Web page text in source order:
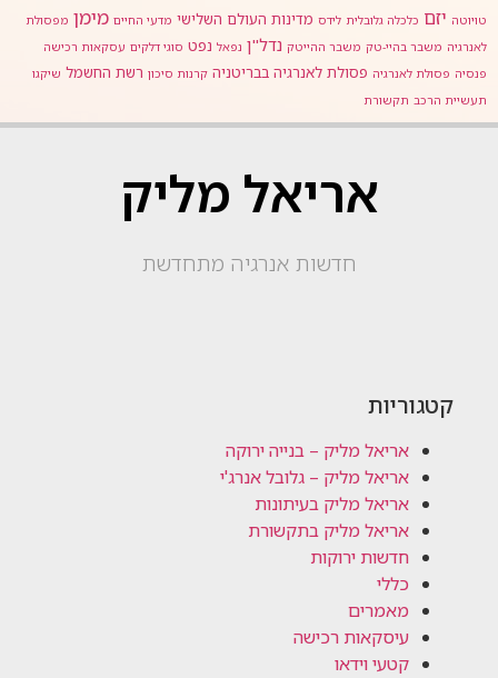
טויוטה יזם כלכלה גלובלית לידס מדינות העולם השלישי מדעי החיים מימן מפסולת
לאנרגיה משבר בהיי-טק משבר ההייטק נדל"ן נפאל נפט סוגי דלקים עסקאות רכישה
פנסיה פסולת לאנרגיה פסולת לאנרגיה בבריטניה קרנות סיכון רשת החשמל שיקגו
תעשיית הרכב תקשורת
אריאל מליק
חדשות אנרגיה מתחדשת
קטגוריות
אריאל מליק – בנייה ירוקה
אריאל מליק – גלובל אנרג'י
אריאל מליק בעיתונות
אריאל מליק בתקשורת
חדשות ירוקות
כללי
מאמרים
עיסקאות רכישה
קטעי וידאו